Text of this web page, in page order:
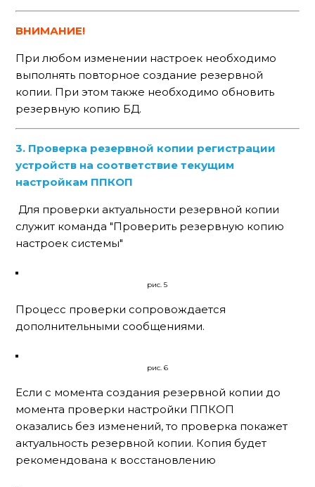
ВНИМАНИЕ!
При любом изменении настроек необходимо
выполнять повторное создание резервной
копии. При этом также необходимо обновить
резервную копию БД.
3. Проверка резервной копии регистрации
устройств на соответствие текущим
настройкам ППКОП
Для проверки актуальности резервной копии
служит команда "Проверить резервную копию
настроек системы"
рис. 5
Процесс проверки сопровождается
дополнительными сообщениями.
рис. 6
Если с момента создания резервной копии до
момента проверки настройки ППКОП
оказались без изменений, то проверка покажет
актуальность резервной копии. Копия будет
рекомендована к восстановлению